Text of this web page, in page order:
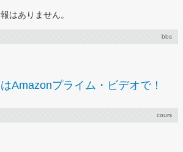
はありません。
bbs
Amazonプライム・ビデオで！
cours